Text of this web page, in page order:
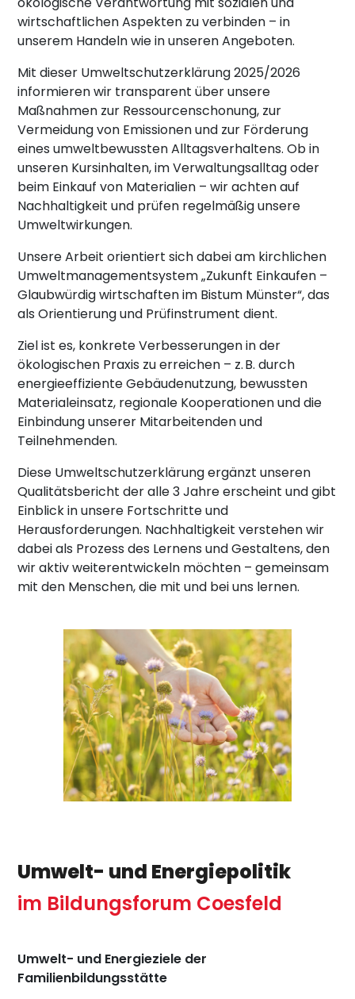
wirtschaftlichen Aspekten zu verbinden – in
unserem Handeln wie in unseren Angeboten.
Mit dieser Umweltschutzerklärung 2025/2026
informieren wir transparent über unsere
Maßnahmen zur Ressourcenschonung, zur
Vermeidung von Emissionen und zur Förderung
eines umweltbewussten Alltagsverhaltens. Ob in
unseren Kursinhalten, im Verwaltungsalltag oder
beim Einkauf von Materialien – wir achten auf
Nachhaltigkeit und prüfen regelmäßig unsere
Umweltwirkungen.
Unsere Arbeit orientiert sich dabei am kirchlichen
Umweltmanagementsystem „Zukunft Einkaufen –
Glaubwürdig wirtschaften im Bistum Münster“, das
als Orientierung und Prüfinstrument dient.
Ziel ist es, konkrete Verbesserungen in der
ökologischen Praxis zu erreichen – z. B. durch
energieeffiziente Gebäudenutzung, bewussten
Materialeinsatz, regionale Kooperationen und die
Einbindung unserer Mitarbeitenden und
Teilnehmenden.
Diese Umweltschutzerklärung ergänzt unseren
Qualitätsbericht der alle 3 Jahre erscheint und gibt
Einblick in unsere Fortschritte und
Herausforderungen. Nachhaltigkeit verstehen wir
dabei als Prozess des Lernens und Gestaltens, den
wir aktiv weiterentwickeln möchten – gemeinsam
mit den Menschen, die mit und bei uns lernen.
Umwelt- und Energiepolitik
im Bildungsforum Coesfeld
Umwelt- und Energieziele der
Familienbildungsstätte